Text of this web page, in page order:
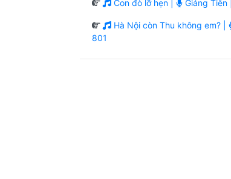
Con đò lỡ hẹn | Giáng Tiên |
Hà Nội còn Thu không em? |
801